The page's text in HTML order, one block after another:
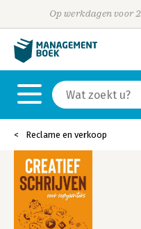
Op werkdagen voor
Reclame en verkoop